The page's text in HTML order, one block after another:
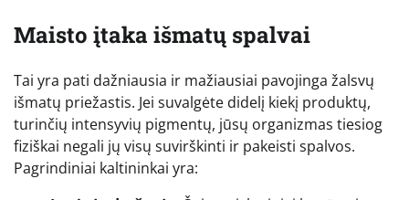
Maisto įtaka išmatų spalvai
Tai yra pati dažniausia ir mažiausiai pavojinga žalsvų
išmatų priežastis. Jei suvalgėte didelį kiekį produktų,
turinčių intensyvių pigmentų, jūsų organizmas tiesiog
fiziškai negali jų visų suvirškinti ir pakeisti spalvos.
Pagrindiniai kaltininkai yra: